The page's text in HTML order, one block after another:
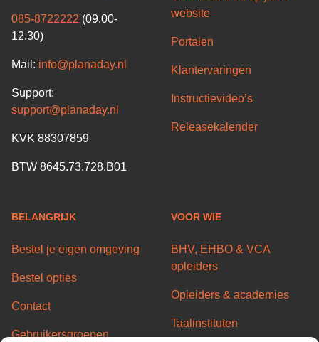
085-8722222 (09.00-
12.30)
Mail: info@planaday.nl
Support:
support@planaday.nl
KVK 88307859
BTW 8645.73.728.B01
website
Portalen
Klantervaringen
Instructievideo’s
Releasekalender
BELANGRIJK
Bestel je eigen omgeving
Bestel opties
Contact
Gebruikersgroepen
VOOR WIE
BHV, EHBO & VCA
opleiders
Opleiders & academies
Taalinstituten